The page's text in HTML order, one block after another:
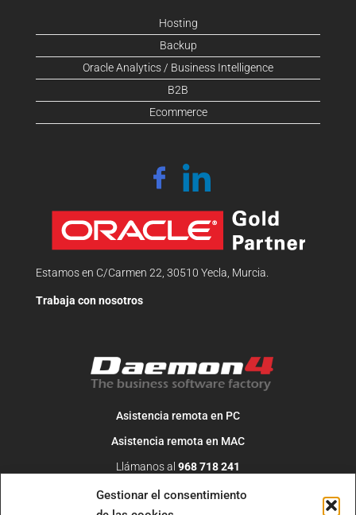
Gestionar el consentimiento
Hosting
Backup
Oracle Analytics / Business Intelligence
B2B
Ecommerce
Estamos en C/Carmen 22, 30510 Yecla, Murcia.
Trabaja con nosotros
Asistencia remota en PC
Asistencia remota en MAC
Llámanos al 968 718 241